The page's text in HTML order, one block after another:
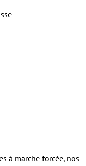
à marche forcée, nos